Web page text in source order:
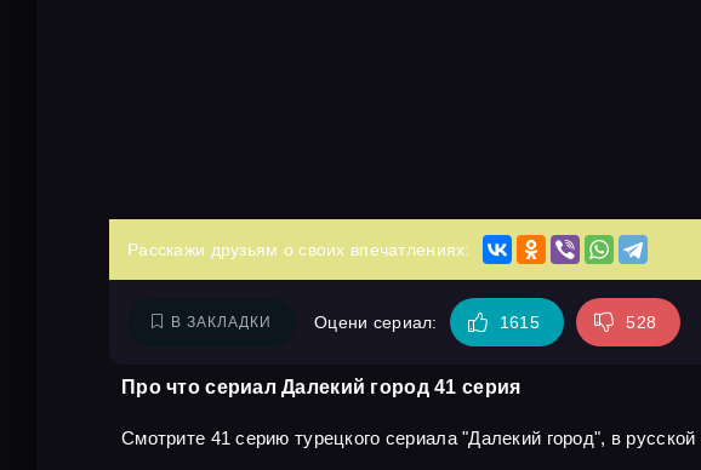
Расскажи друзьям о своих впечатлениях:
В ЗАКЛАДКИ Оцени сериал: 1615 528
Про что сериал Далекий город 41 серия
Смотрите 41 серию турецкого сериала "Далекий город", в